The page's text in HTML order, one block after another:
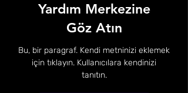
Yardım Merkezine
Göz Atın
Bu, bir paragraf. Kendi metninizi eklemek
için tıklayın. Kullanıcılara kendinizi
tanıtın.